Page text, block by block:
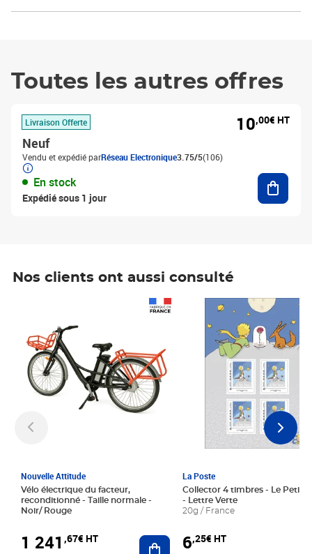
Toutes les autres offres
Livraison Offerte
Neuf
Vendu et expédié parRéseau Electronique3.75/5(106)
En stock
Expédié sous 1 jour
10,00€ HT
Nos clients ont aussi consulté
Nouvelle Attitude
Vélo électrique du facteur,
reconditionné - Taille normale -
Noir/ Rouge
1 241 ,67€ HT Ajouter au panier
La Poste
Collector 4 timbres - Le Petit
- Lettre Verte
20g / France
6,25€ HT
Prix 6,25€ HT